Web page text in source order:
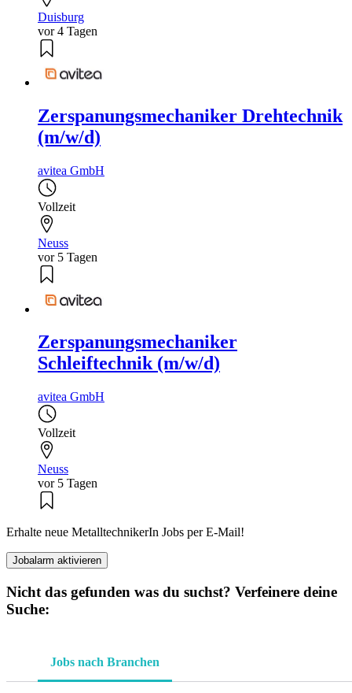
Duisburg
vor 4 Tagen
Zerspanungsmechaniker Drehtechnik
(m/w/d)
avitea GmbH
Vollzeit
Neuss
vor 5 Tagen
Zerspanungsmechaniker
Schleiftechnik (m/w/d)
avitea GmbH
Vollzeit
Neuss
vor 5 Tagen
Erhalte neue MetalltechnikerIn Jobs per E-Mail!
Jobalarm aktivieren
Nicht das gefunden was du suchst? Verfeinere deine
Suche:
Jobs nach Branchen